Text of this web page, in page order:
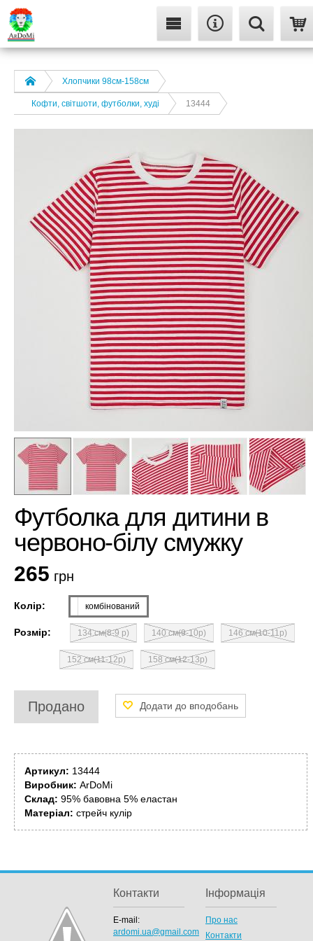
Хлопчики 98см-158см
Кофти, світшоти, футболки, худі 13444
Футболка для дитини в
червоно-білу смужку
265 грн
Колір: комбінований
Розмір: 134 см(8-9 р) 140 см(9-10р) 146 см(10-11р)
152 см(11-12р) 158 см(12-13р)
Продано
Артикул: 13444
Виробник: ArDoMi
Склад: 95% бавовна 5% еластан
Матеріал: стрейч кулір
Контакти
E-mail:
ardomi.ua@gmail.com
Інформація
Про нас
Контакти